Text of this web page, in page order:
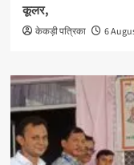
कूलर,
केकड़ी पत्रिका 6